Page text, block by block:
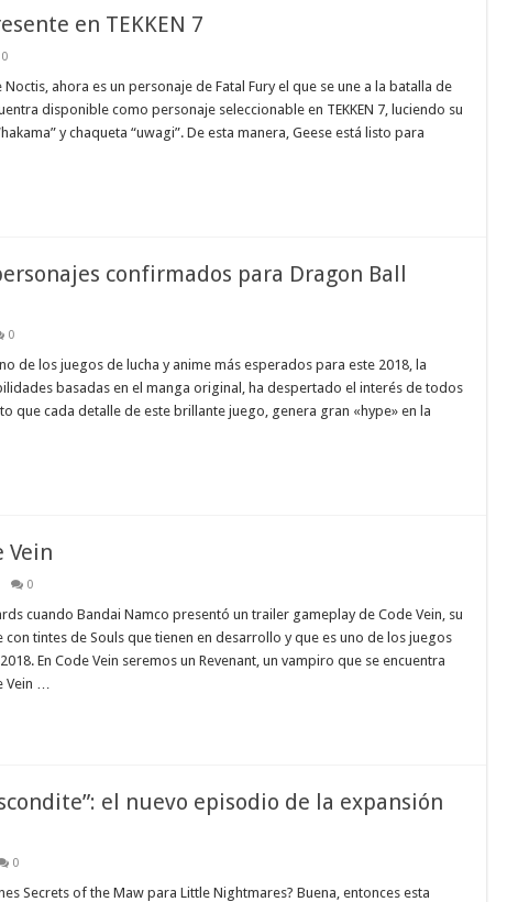
en TEKKEN 7
0
ahora es un personaje de Fatal Fury el que se une a la batalla de
disponible como personaje seleccionable en TEKKEN 7, luciendo su
y chaqueta “uwagi”. De esta manera, Geese está listo para
confirmados para Dragon Ball
0
de los juegos de lucha y anime más esperados para este 2018, la
basadas en el manga original, ha despertado el interés de todos
que cada detalle de este brillante juego, genera gran «hype» en la
Vein
0
cuando Bandai Namco presentó un trailer gameplay de Code Vein, su
tintes de Souls que tienen en desarrollo y que es uno de los juegos
En Code Vein seremos un Revenant, un vampiro que se encuentra
Vein …
el nuevo episodio de la expansión
0
Secrets of the Maw para Little Nightmares? Buena, entonces esta